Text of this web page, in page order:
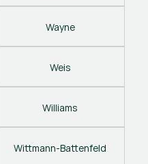
Wayne
Weis
Williams
Wittmann-Battenfeld